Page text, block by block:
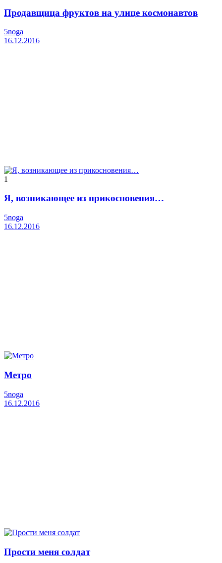
Продавщица фруктов на улице космонавтов
5noga
16.12.2016
1
Я, возникающее из прикосновения…
5noga
16.12.2016
Метро
5noga
16.12.2016
Прости меня солдат